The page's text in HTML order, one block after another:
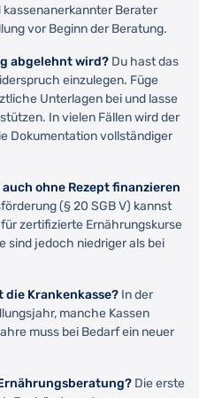
Berater
vor Beginn der Beratung.
abgelehnt wird? Du hast das
einzulegen. Füge
Unterlagen bei und lasse
In vielen Fällen wird der
Dokumentation vollständiger
ohne Rezept finanzieren
(§ 20 SGB V) kannst
zertifizierte Ernährungskurse
sind jedoch niedriger als bei
Krankenkasse? In der
manche Kassen
muss bei Bedarf ein neuer
Die erste